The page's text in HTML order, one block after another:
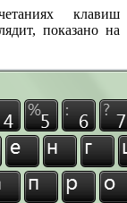
клавиш
показано на